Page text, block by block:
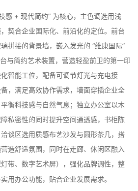
感 + 现代简约” 为核心，主色调选用浅
契合企业国际化、前沿化的定位。前台
拼接的背景墙，嵌入发光的 “维康国际”
与简约艺术装置，营造轻盈前卫的第一印
智能工位，配备可调节灯光与充电接
，满足高效协作需求，墙面穿插企业全
衡科技感与自然气息；独立办公室以木
私密性的同时提升空间通透感，书柜陈
谈区选用质感布艺沙发与圆形茶几，搭
造舒适氛围，同时在走廊、休闲区融入
带、数字艺术屏），强化品牌调性，整
用办公功能，贴合企业发展需求。